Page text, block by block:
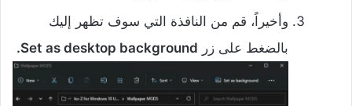
وأخيراً، قم من النافذة التي سوف تظهر إليك
بالضغط على زر
Set as desktop background.